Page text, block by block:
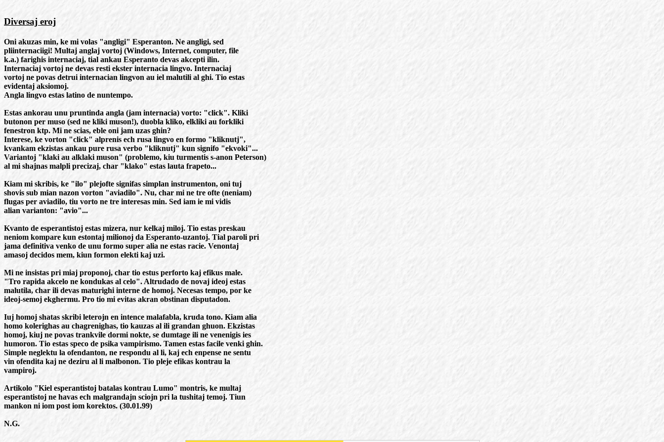
Diversaj eroj
Oni akuzas min, ke mi volas "angligi" Esperanton. Ne angligi, sed
pliinternaciigi! Multaj anglaj vortoj (Windows, Internet, computer, file
k.a.) farighis internaciaj, tial ankau Esperanto devas akcepti ilin.
Internaciaj vortoj ne devas resti ekster internacia lingvo. Internaciaj
vortoj ne povas detrui internacian lingvon au iel malutili al ghi. Tio estas
evidentaj aksiomoj.
Angla lingvo estas latino de nuntempo.
Estas ankorau unu pruntinda angla (jam internacia) vorto: "click". Kliki
butonon per muso (sed ne kliki muson!), duobla kliko, elkliki au forkliki
fenestron ktp. Mi ne scias, eble oni jam uzas ghin?
Interese, ke vorton "click" alprenis ech rusa lingvo en formo "kliknutj",
kvankam ekzistas ankau pure rusa verbo "kliknutj" kun signifo "ekvoki"...
Variantoj "klaki au alklaki muson" (problemo, kiu turmentis s-anon Peterson)
al mi shajnas malpli precizaj, char "klako" estas lauta frapeto...
Kiam mi skribis, ke "ilo" plejofte signifas simplan instrumenton, oni tuj
shovis sub mian nazon vorton "aviadilo". Nu, char mi ne tre ofte (neniam)
flugas per aviadilo, tiu vorto ne tre interesas min. Sed iam ie mi vidis
alian varianton: "avio"...
Kvanto de esperantistoj estas mizera, nur kelkaj miloj. Tio estas preskau
neniom kompare kun estontaj milionoj da Esperanto-uzantoj. Tial paroli pri
jama definitiva venko de unu formo super alia ne estas racie. Venontaj
amasoj decidos mem, kiun formon elekti kaj uzi.
Mi ne insistas pri miaj proponoj, char tio estus perforto kaj efikus male.
"Tro rapida akcelo ne kondukas al celo". Altrudado de novaj ideoj estas
malutila, char ili devas maturighi interne de homoj. Necesas tempo, por ke
ideoj-semoj ekghermu. Pro tio mi evitas akran obstinan disputadon.
Iuj homoj shatas skribi leterojn en intence malafabla, kruda tono. Kiam alia
homo kolerighas au chagrenighas, tio kauzas al ili grandan ghuon. Ekzistas
homoj, kiuj ne povas trankvile dormi nokte, se dumtage ili ne venenigis ies
humoron. Tio estas speco de psika vampirismo. Tamen estas facile venki ghin.
Simple neglektu la ofendanton, ne respondu al li, kaj ech enpense ne sentu
vin ofendita kaj ne deziru al li malbonon. Tio pleje efikas kontrau la
vampiroj.
Artikolo "Kiel esperantistoj batalas kontrau Lumo" montris, ke multaj
esperantistoj ne havas ech malgrandajn sciojn pri la tushitaj temoj. Tiun
mankon ni iom post iom korektos. (30.01.99)
N.G.